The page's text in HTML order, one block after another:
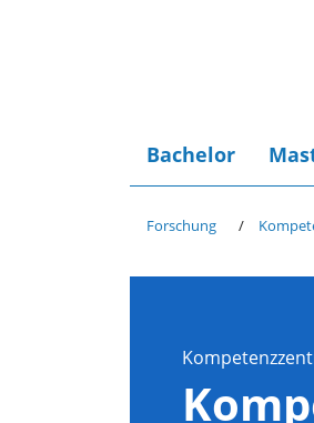
Bachelor
Forschung